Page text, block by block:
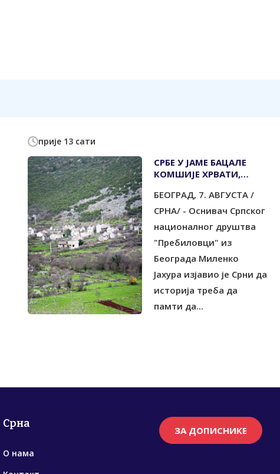
прије 13 сати
СРБЕ У ЈАМЕ БАЦАЛЕ
КОМШИЈЕ ХРВАТИ,
СВЕШТЕНИЦИ ТО
ЗНАЛИ, А НИСУ
БЕОГРАД, 7. АВГУСТА /
СРНА/ - Оснивач Српског
националног друштва
"Пребиловци" из
Београда Миленко
Јахура изјавио је Срни да
историја треба да
памти да...
Срна
О нама
ЗА ДОПИСНИКЕ